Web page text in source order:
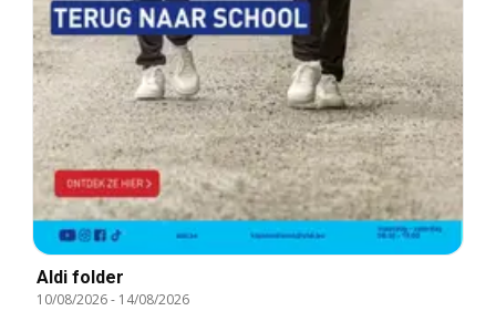
Aldi folder
10/08/2026- 14/08/2026